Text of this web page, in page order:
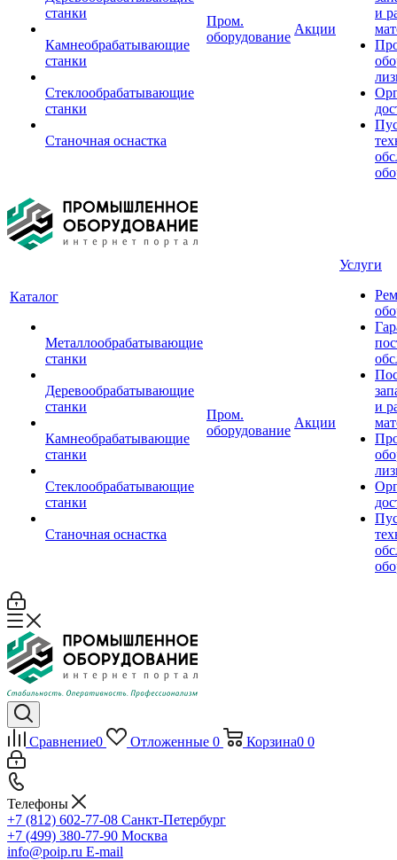
станки
Камнеобрабатывающие
станки
Стеклообрабатывающие
станки
Станочная оснастка
Пром.
оборудование
Акции
и
Каталог
Металлообрабатывающие
станки
Деревообрабатывающие
станки
Камнеобрабатывающие
станки
Стеклообрабатывающие
станки
Станочная оснастка
Пром.
оборудование
Акции
Услуги
и
Сравнение0 Отложенные 0 Корзина0 0
Телефоны
+7 (812) 602-77-08 Санкт-Петербург
+7 (499) 380-77-90 Москва
info@poip.ru E-mail